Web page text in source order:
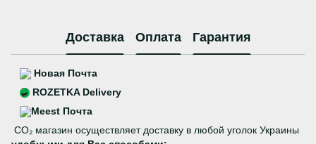
Доставка Оплата Гарантия
Новая Почта
ROZETKA Delivery
Meest Почта
CO₂ магазин осуществляет доставку в любой уголок Украины